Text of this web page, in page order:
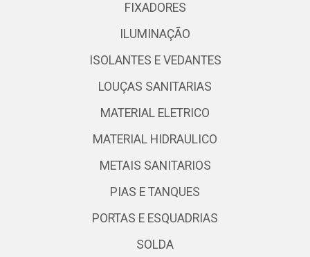
FIXADORES
ILUMINAÇÃO
ISOLANTES E VEDANTES
LOUÇAS SANITARIAS
MATERIAL ELETRICO
MATERIAL HIDRAULICO
METAIS SANITARIOS
PIAS E TANQUES
PORTAS E ESQUADRIAS
SOLDA